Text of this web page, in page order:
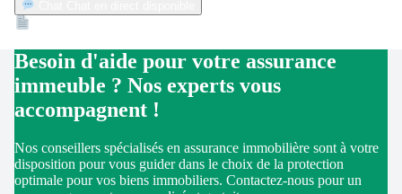
Besoin d'aide pour votre assurance
immeuble ? Nos experts vous
accompagnent !
Nos conseillers spécialisés en assurance immobilière sont à votre
disposition pour vous guider dans le choix de la protection
optimale pour vos biens immobiliers. Contactez-nous pour un